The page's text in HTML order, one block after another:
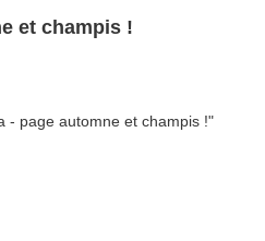
et champis !